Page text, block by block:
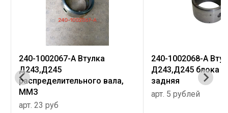
240-1002068-А Втулка
Д243,Д245 блока цилиндров,
задняя
арт. 5 рублей
240-1002068-А
Д243,Д245 блока
задняя, ММЗ
арт. 20 рублей